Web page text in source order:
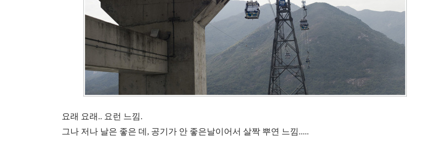
요래 요래.. 요런 느낌.
그나 저나 날은 좋은 데, 공기가 안 좋은날이어서 살짝 뿌연 느낌.....